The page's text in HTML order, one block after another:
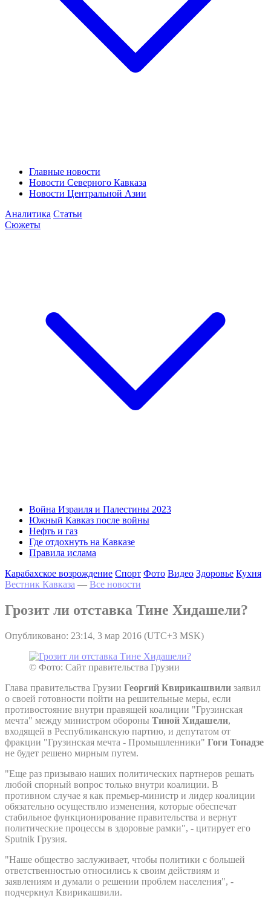
Главные новости
Новости Северного Кавказа
Новости Центральной Азии
Аналитика Статьи
Сюжеты
Война Израиля и Палестины 2023
Южный Кавказ после войны
Нефть и газ
Где отдохнуть на Кавказе
Правила ислама
Карабахское возрождение Спорт Фото Видео Здоровье Кухня
Вестник Кавказа — Все новости
Грозит ли отставка Тине Хидашели?
Опубликовано: 23:14, 3 мар 2016 (UTC+3 MSK)
© Фото: Сайт правительства Грузии
Глава правительства Грузии Георгий Квирикашвили заявил
о своей готовности пойти на решительные меры, если
противостояние внутри правящей коалиции "Грузинская
мечта" между министром обороны Тиной Хидашели,
входящей в Республиканскую партию, и депутатом от
фракции "Грузинская мечта - Промышленники" Гоги Топадзе
не будет решено мирным путем.
"Еще раз призываю наших политических партнеров решать
любой спорный вопрос только внутри коалиции. В
противном случае я как премьер-министр и лидер коалиции
обязательно осуществлю изменения, которые обеспечат
стабильное функционирование правительства и вернут
политические процессы в здоровые рамки", - цитирует его
Sputnik Грузия.
"Наше общество заслуживает, чтобы политики с большей
ответственностью относились к своим действиям и
заявлениям и думали о решении проблем населения", -
подчеркнул Квирикашвили.